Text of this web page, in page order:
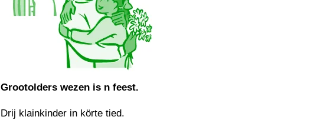
Grootolders wezen is n feest.
Drij klainkinder in körte tied.